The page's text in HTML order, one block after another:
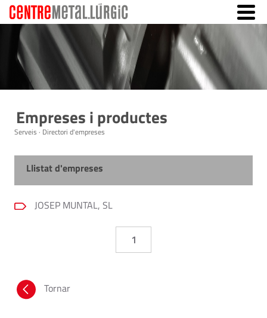
Empreses i productes
Serveis · Directori d'empreses
Llistat d'empreses
JOSEP MUNTAL, SL
1
Tornar